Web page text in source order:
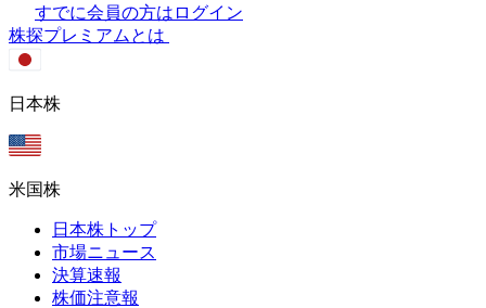
すでに会員の方はログイン
株探プレミアムとは
日本株
米国株
日本株トップ
市場ニュース
決算速報
株価注意報